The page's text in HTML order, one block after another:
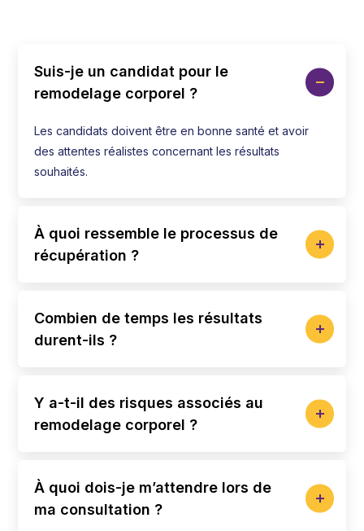
Suis-je un candidat pour le
remodelage corporel ?
Les candidats doivent être en bonne santé et avoir
des attentes réalistes concernant les résultats
souhaités.
À quoi ressemble le processus de
récupération ?
Combien de temps les résultats
durent-ils ?
Y a-t-il des risques associés au
remodelage corporel ?
À quoi dois-je m’attendre lors de
ma consultation ?